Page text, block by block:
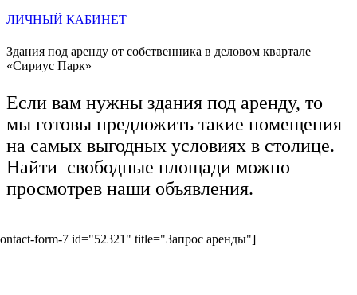
ЛИЧНЫЙ КАБИНЕТ
Здания под аренду от собственника в деловом квартале
«Сириус Парк»
Если вам нужны здания под аренду, то
мы готовы предложить такие помещения
на самых выгодных условиях в столице.
Найти свободные площади можно
просмотрев наши объявления.
form-7 id="52321" title="Запрос аренды"]